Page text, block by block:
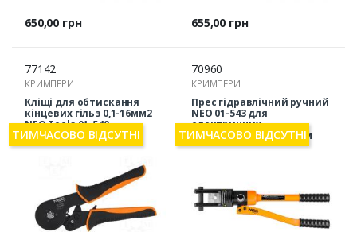
Ціна
650,00 грн Ціна
655,00 грн
77142
КРИМПЕРИ
Кліщі для обтискання
кінцевих гільз 0,1-16мм2
NEO Tools 01-548
ТИМЧАСОВО ВІДСУТНІ
70960
КРИМПЕРИ
Прес гідравлічний ручний
NEO 01-543 для
електричних
накінечників 16-300 мм
ТИМЧАСОВО ВІДСУТНІ